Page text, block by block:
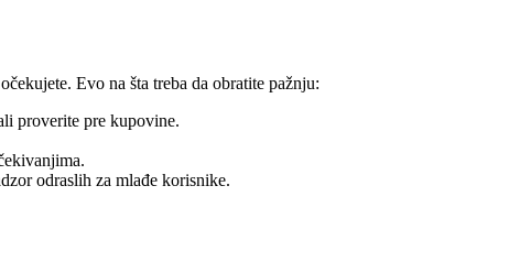
Evo na šta treba da obratite pažnju:
proverite pre kupovine.
odraslih za mlađe korisnike.